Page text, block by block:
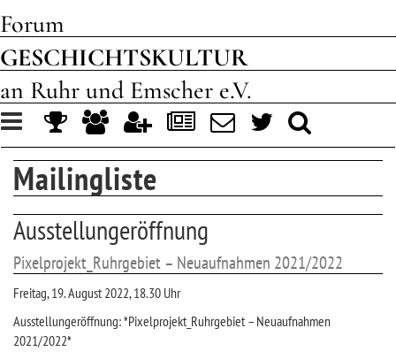
Forum
GESCHICHTSKULTUR
an Ruhr und Emscher e.V.
Toggle
navigation
Mailingliste
Ausstellungeröffnung
Pixelprojekt_Ruhrgebiet – Neuaufnahmen 2021/2022
Freitag, 19. August 2022, 18.30 Uhr
Ausstellungeröffnung: *Pixelprojekt_Ruhrgebiet – Neuaufnahmen
2021/2022*